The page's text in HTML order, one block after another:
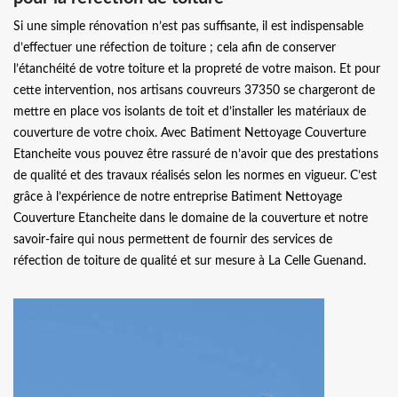
Si une simple rénovation n’est pas suffisante, il est indispensable
d’effectuer une réfection de toiture ; cela afin de conserver
l’étanchéité de votre toiture et la propreté de votre maison. Et pour
cette intervention, nos artisans couvreurs 37350 se chargeront de
mettre en place vos isolants de toit et d’installer les matériaux de
couverture de votre choix. Avec Batiment Nettoyage Couverture
Etancheite vous pouvez être rassuré de n’avoir que des prestations
de qualité et des travaux réalisés selon les normes en vigueur. C’est
grâce à l’expérience de notre entreprise Batiment Nettoyage
Couverture Etancheite dans le domaine de la couverture et notre
savoir-faire qui nous permettent de fournir des services de
réfection de toiture de qualité et sur mesure à La Celle Guenand.